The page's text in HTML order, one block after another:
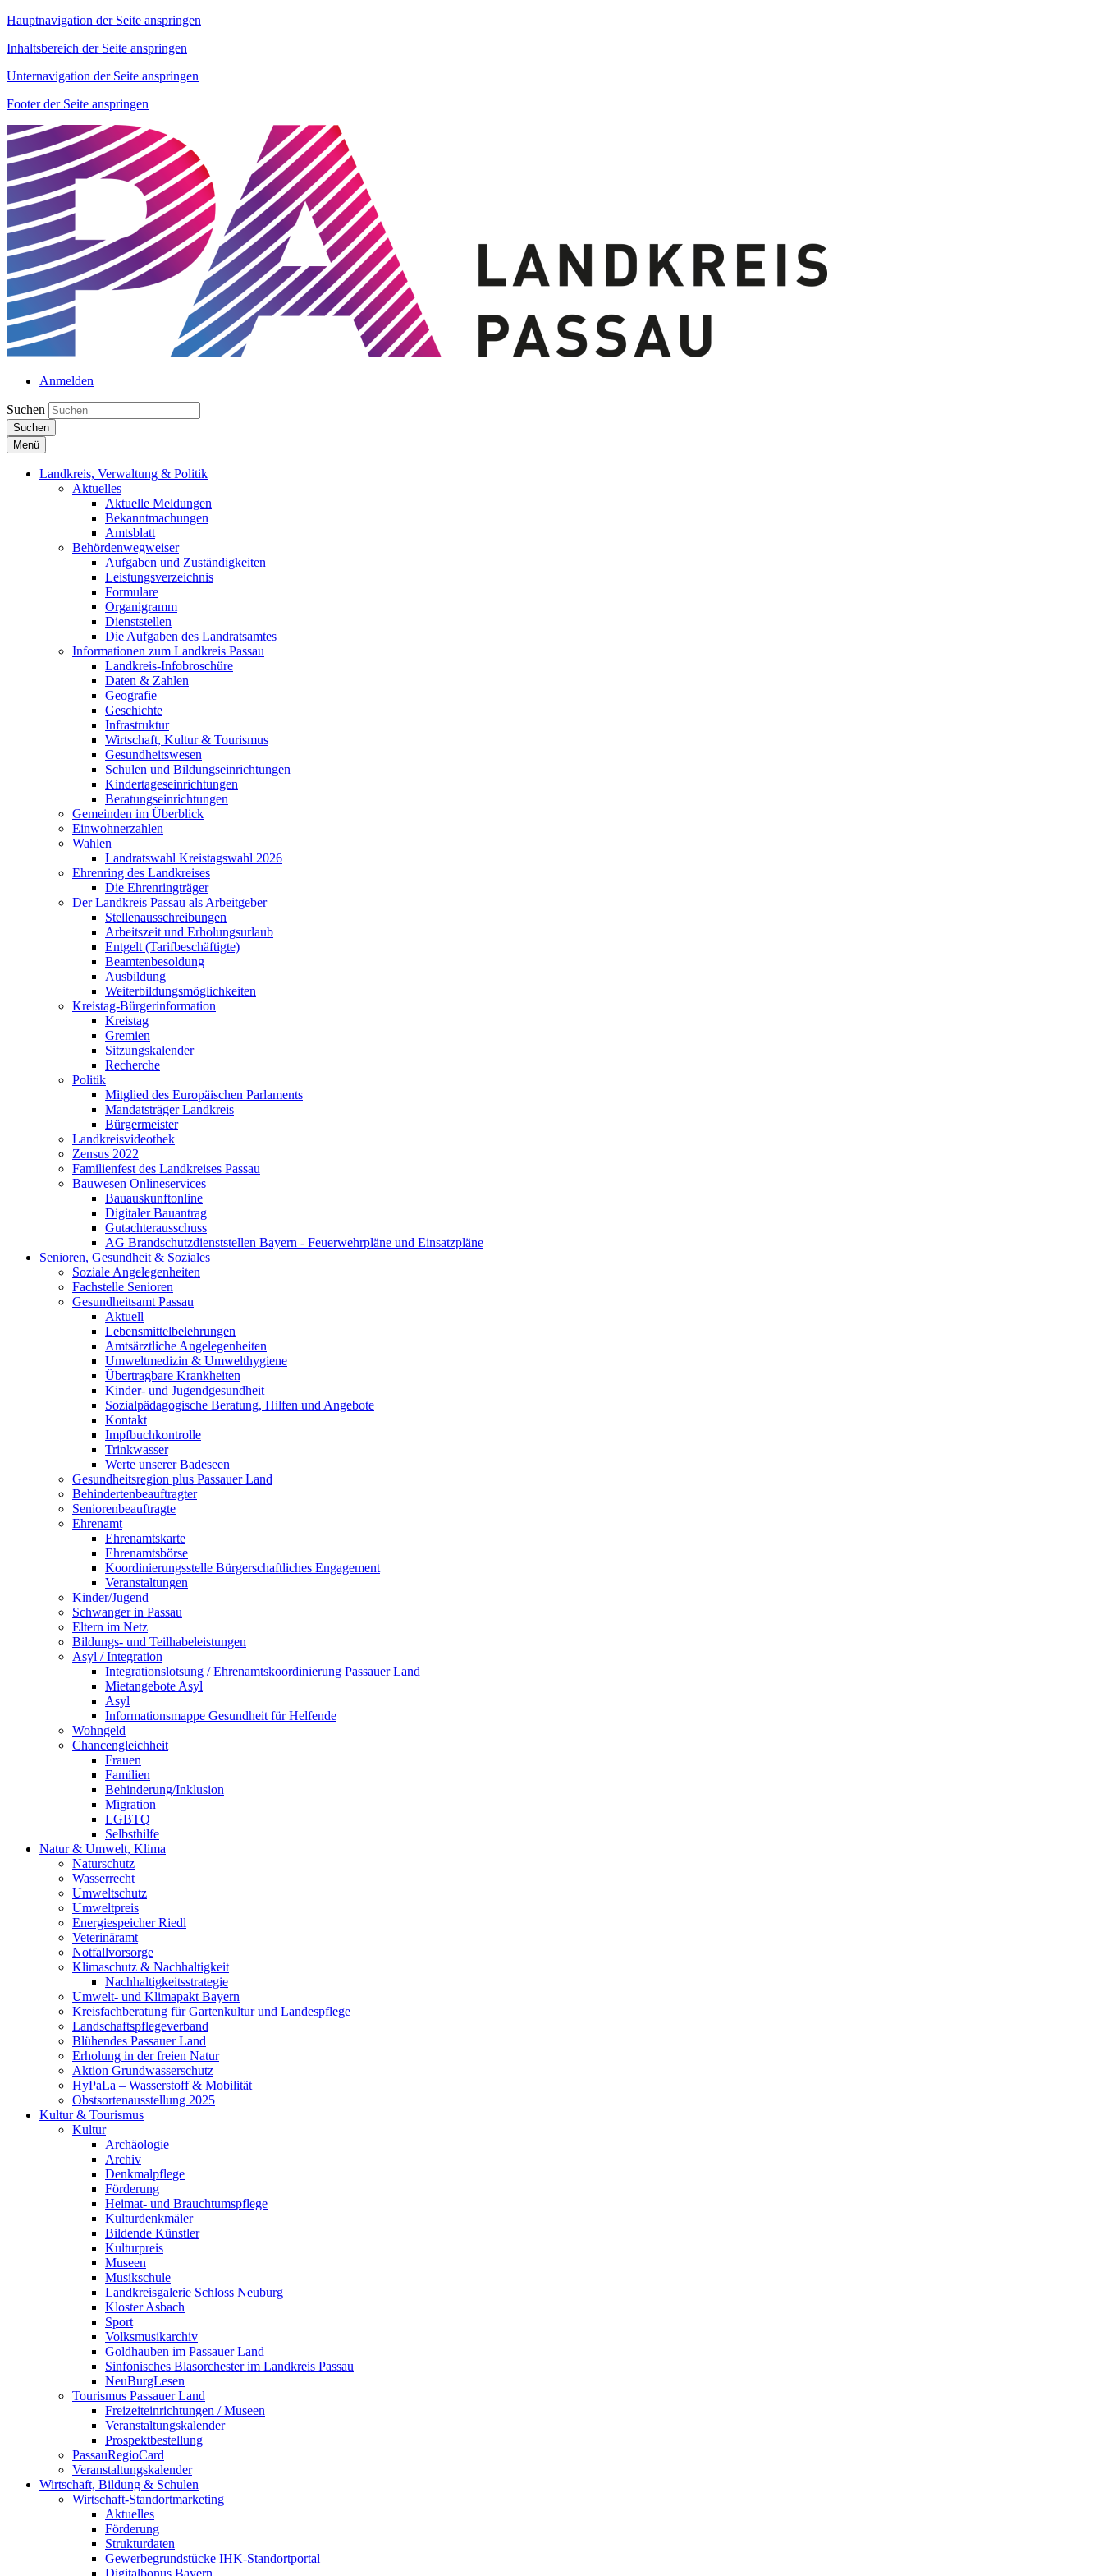
Hauptnavigation der Seite anspringen
Inhaltsbereich der Seite anspringen
Unternavigation der Seite anspringen
Footer der Seite anspringen
Anmelden
Suchen
Suchen
Menü
Landkreis, Verwaltung & Politik
Aktuelles
Aktuelle Meldungen
Bekanntmachungen
Amtsblatt
Behördenwegweiser
Aufgaben und Zuständigkeiten
Leistungsverzeichnis
Formulare
Organigramm
Dienststellen
Die Aufgaben des Landratsamtes
Informationen zum Landkreis Passau
Landkreis-Infobroschüre
Daten & Zahlen
Geografie
Geschichte
Infrastruktur
Wirtschaft, Kultur & Tourismus
Gesundheitswesen
Schulen und Bildungseinrichtungen
Kindertageseinrichtungen
Beratungseinrichtungen
Gemeinden im Überblick
Einwohnerzahlen
Wahlen
Landratswahl Kreistagswahl 2026
Ehrenring des Landkreises
Die Ehrenringträger
Der Landkreis Passau als Arbeitgeber
Stellenausschreibungen
Arbeitszeit und Erholungsurlaub
Entgelt (Tarifbeschäftigte)
Beamtenbesoldung
Ausbildung
Weiterbildungsmöglichkeiten
Kreistag-Bürgerinformation
Kreistag
Gremien
Sitzungskalender
Recherche
Politik
Mitglied des Europäischen Parlaments
Mandatsträger Landkreis
Bürgermeister
Landkreisvideothek
Zensus 2022
Familienfest des Landkreises Passau
Bauwesen Onlineservices
Bauauskunftonline
Digitaler Bauantrag
Gutachterausschuss
AG Brandschutzdienststellen Bayern - Feuerwehrpläne und Einsatzpläne
Senioren, Gesundheit & Soziales
Soziale Angelegenheiten
Fachstelle Senioren
Gesundheitsamt Passau
Aktuell
Lebensmittelbelehrungen
Amtsärztliche Angelegenheiten
Umweltmedizin & Umwelthygiene
Übertragbare Krankheiten
Kinder- und Jugendgesundheit
Sozialpädagogische Beratung, Hilfen und Angebote
Kontakt
Impfbuchkontrolle
Trinkwasser
Werte unserer Badeseen
Gesundheitsregion plus Passauer Land
Behindertenbeauftragter
Seniorenbeauftragte
Ehrenamt
Ehrenamtskarte
Ehrenamtsbörse
Koordinierungsstelle Bürgerschaftliches Engagement
Veranstaltungen
Kinder/Jugend
Schwanger in Passau
Eltern im Netz
Bildungs- und Teilhabeleistungen
Asyl / Integration
Integrationslotsung / Ehrenamtskoordinierung Passauer Land
Mietangebote Asyl
Asyl
Informationsmappe Gesundheit für Helfende
Wohngeld
Chancengleichheit
Frauen
Familien
Behinderung/Inklusion
Migration
LGBTQ
Selbsthilfe
Natur & Umwelt, Klima
Naturschutz
Wasserrecht
Umweltschutz
Umweltpreis
Energiespeicher Riedl
Veterinäramt
Notfallvorsorge
Klimaschutz & Nachhaltigkeit
Nachhaltigkeitsstrategie
Umwelt- und Klimapakt Bayern
Kreisfachberatung für Gartenkultur und Landespflege
Landschaftspflegeverband
Blühendes Passauer Land
Erholung in der freien Natur
Aktion Grundwasserschutz
HyPaLa – Wasserstoff & Mobilität
Obstsortenausstellung 2025
Kultur & Tourismus
Kultur
Archäologie
Archiv
Denkmalpflege
Förderung
Heimat- und Brauchtumspflege
Kulturdenkmäler
Bildende Künstler
Kulturpreis
Museen
Musikschule
Landkreisgalerie Schloss Neuburg
Kloster Asbach
Sport
Volksmusikarchiv
Goldhauben im Passauer Land
Sinfonisches Blasorchester im Landkreis Passau
NeuBurgLesen
Tourismus Passauer Land
Freizeiteinrichtungen / Museen
Veranstaltungskalender
Prospektbestellung
PassauRegioCard
Veranstaltungskalender
Wirtschaft, Bildung & Schulen
Wirtschaft-Standortmarketing
Aktuelles
Förderung
Strukturdaten
Gewerbegrundstücke IHK-Standortportal
Digitalbonus Bayern